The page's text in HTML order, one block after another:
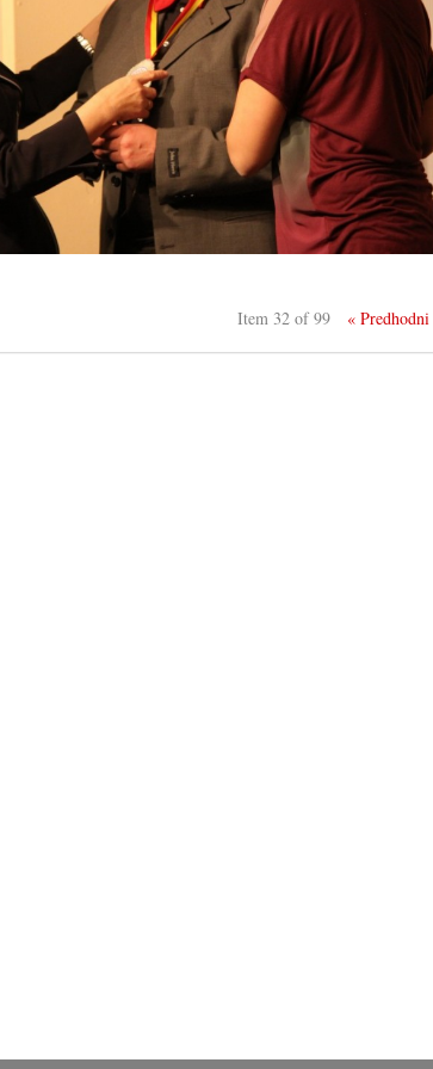
Item 32 of 99 « Predhodni